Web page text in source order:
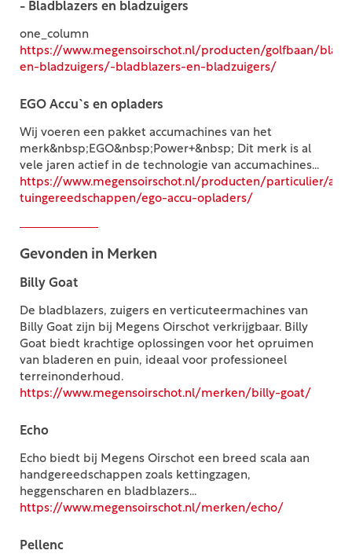
- Bladblazers en bladzuigers
one_column
https://www.megensoirschot.nl/producten/golfbaan/
en-bladzuigers/-bladblazers-en-bladzuigers/
EGO Accu`s en opladers
Wij voeren een pakket accumachines van het
merk&nbsp;EGO&nbsp;Power+&nbsp; Dit merk is al
vele jaren actief in de technologie van accumachines...
https://www.megensoirschot.nl/producten/particulier/
tuingereedschappen/ego-accu-opladers/
Gevonden in Merken
Billy Goat
De bladblazers, zuigers en verticuteermachines van
Billy Goat zijn bij Megens Oirschot verkrijgbaar. Billy
Goat biedt krachtige oplossingen voor het opruimen
van bladeren en puin, ideaal voor professioneel
terreinonderhoud.
https://www.megensoirschot.nl/merken/billy-goat/
Echo
Echo biedt bij Megens Oirschot een breed scala aan
handgereedschappen zoals kettingzagen,
heggenscharen en bladblazers...
https://www.megensoirschot.nl/merken/echo/
Pellenc